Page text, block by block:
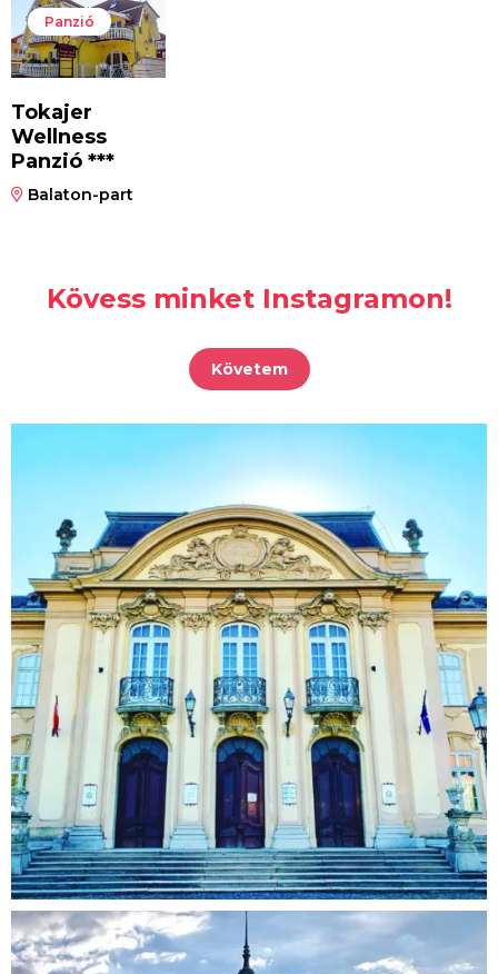
Panzió
Tokajer
Wellness
Panzió ***
Balaton-part
Kövess minket Instagramon!
Követem